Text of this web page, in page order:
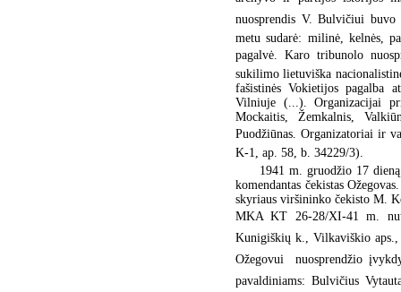
nuosprendis V. Bulvičiui buvo
metu sudarė: milinė, kelnės,
pagalvė. Karo tribunolo
sukilimo lietuviška
fašistinės Vokietijos pagalba
Vilniuje (...). Organizacijai
Mockaitis, Žemkalnis,
Puodžiūnas. Organizatoriai ir
K-1, ap. 58, b. 34229/3).
1941 m. gruodžio 17
komendantas čekistas
skyriaus viršininko čekisto M.
MKA KT 26-28/XI-41 m.
Kunigiškių k., Vilkaviškio aps.,
Ožegovui  nuosprendžio
pavaldiniams: Bulvičius